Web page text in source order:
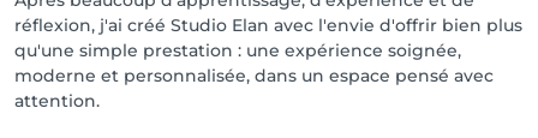
réflexion, j'ai créé Studio Elan avec l'envie d'offrir bien plus
qu'une simple prestation : une expérience soignée,
moderne et personnalisée, dans un espace pensé avec
attention.